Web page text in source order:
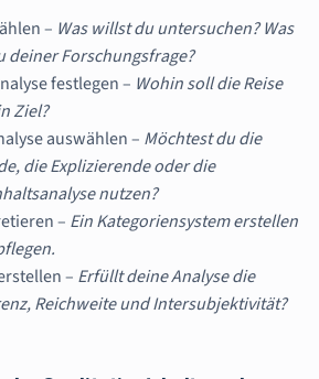
– Was willst du untersuchen? Was
deiner Forschungsfrage?
festlegen – Wohin soll die Reise
Ziel?
auswählen – Möchtest du die
die Explizierende oder die
nutzen?
– Ein Kategoriensystem erstellen
– Erfüllt deine Analyse die
Reichweite und Intersubjektivität?